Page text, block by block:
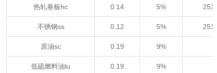
热轧卷板hc 0.14 5%
不锈钢ss 0.12 5%
原油sc 0.19 9%
低硫燃料油lu 0.19 9%